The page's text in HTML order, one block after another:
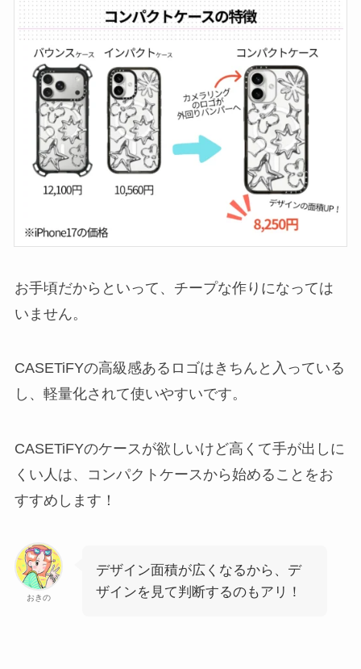
お手頃だからといって、チープな作りになっては
いません。
CASETiFYの高級感あるロゴはきちんと入っている
し、軽量化されて使いやすいです。
CASETiFYのケースが欲しいけど高くて手が出しに
くい人は、コンパクトケースから始めることをお
すすめします！
おきの
デザイン面積が広くなるから、デ
ザインを見て判断するのもアリ！